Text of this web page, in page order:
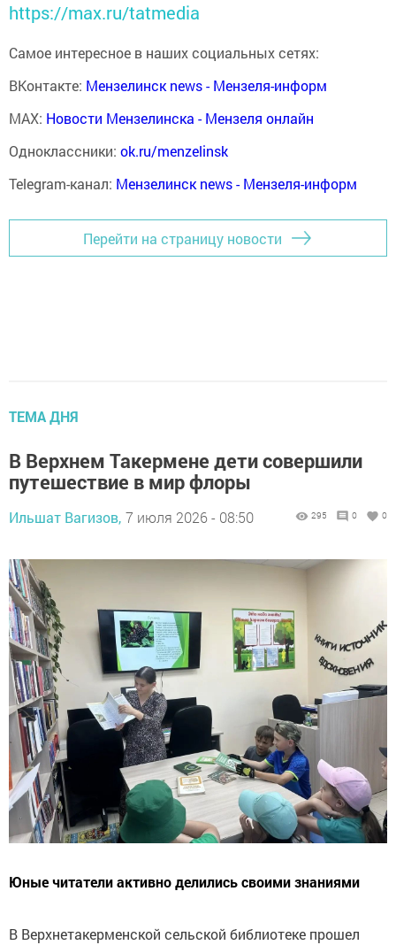
https://max.ru/tatmedia
Самое интересное в наших социальных сетях:
ВКонтакте: Мензелинск news - Мензеля-информ
MAX: Новости Мензелинска - Мензеля онлайн
Одноклассники: ok.ru/menzelinsk
Telegram-канал: Мензелинск news - Мензеля-информ
Перейти на страницу новости
ТЕМА ДНЯ
В Верхнем Такермене дети совершили
путешествие в мир флоры
Ильшат Вагизов, 7 июля 2026 - 08:50 295 0 0
Юные читатели активно делились своими знаниями
В Верхнетакерменской сельской библиотеке прошел